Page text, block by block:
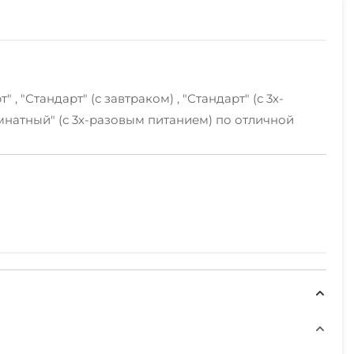
"Стандарт" (с завтраком) , "Стандарт" (с 3х-
(с 3х-разовым питанием) по отличной
встречающий вас